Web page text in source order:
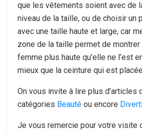
que les vêtements soient avec de
niveau de la taille, ou de choisir un
avec une taille haute et large, car
zone de la taille permet de
femme plus haute qu’elle ne l’est
mieux que la ceinture qui est
On vous invite à lire plus d’articles
catégories Beauté ou encore
Je vous remercie pour votre visite